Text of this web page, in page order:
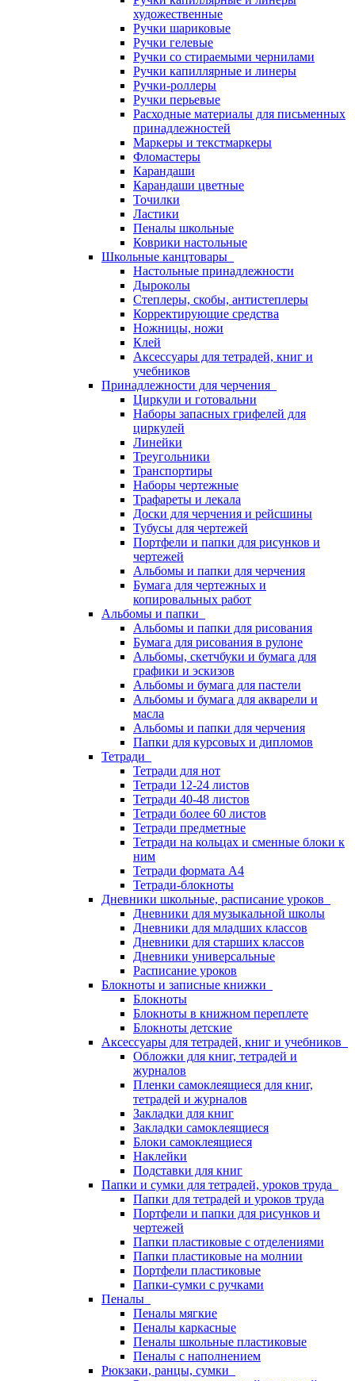
художественные
Ручки шариковые
Ручки гелевые
Ручки со стираемыми чернилами
Ручки капиллярные и линеры
Ручки-роллеры
Ручки перьевые
Расходные материалы для письменных
принадлежностей
Маркеры и текстмаркеры
Фломастеры
Карандаши
Карандаши цветные
Точилки
Ластики
Пеналы школьные
Коврики настольные
Школьные канцтовары
Настольные принадлежности
Дыроколы
Степлеры, скобы, антистеплеры
Корректирующие средства
Ножницы, ножи
Клей
Аксессуары для тетрадей, книг и
учебников
Принадлежности для черчения
Циркули и готовальни
Наборы запасных грифелей для
циркулей
Линейки
Треугольники
Транспортиры
Наборы чертежные
Трафареты и лекала
Доски для черчения и рейсшины
Тубусы для чертежей
Портфели и папки для рисунков и
чертежей
Альбомы и папки для черчения
Бумага для чертежных и
копировальных работ
Альбомы и папки
Альбомы и папки для рисования
Бумага для рисования в рулоне
Альбомы, скетчбуки и бумага для
графики и эскизов
Альбомы и бумага для пастели
Альбомы и бумага для акварели и
масла
Альбомы и папки для черчения
Папки для курсовых и дипломов
Тетради
Тетради для нот
Тетради 12-24 листов
Тетради 40-48 листов
Тетради более 60 листов
Тетради предметные
Тетради на кольцах и сменные блоки к
ним
Тетради формата А4
Тетради-блокноты
Дневники школьные, расписание уроков
Дневники для музыкальной школы
Дневники для младших классов
Дневники для старших классов
Дневники универсальные
Расписание уроков
Блокноты и записные книжки
Блокноты
Блокноты в книжном переплете
Блокноты детские
Аксессуары для тетрадей, книг и учебников
Обложки для книг, тетрадей и
журналов
Пленки самоклеящиеся для книг,
тетрадей и журналов
Закладки для книг
Закладки самоклеящиеся
Блоки самоклеящиеся
Наклейки
Подставки для книг
Папки и сумки для тетрадей, уроков труда
Папки для тетрадей и уроков труда
Портфели и папки для рисунков и
чертежей
Папки пластиковые с отделениями
Папки пластиковые на молнии
Портфели пластиковые
Папки-сумки с ручками
Пеналы
Пеналы мягкие
Пеналы каркасные
Пеналы школьные пластиковые
Пеналы с наполнением
Рюкзаки, ранцы, сумки